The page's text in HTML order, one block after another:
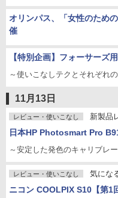
オリンパス、「女性のため
催
【特別企画】フォーサーズ
～使いこなしテクとそれぞれ
11月13日
レビュー・使いこなし 新製品
日本HP Photosmart Pro
～安定した発色のキャリブレ
レビュー・使いこなし 気にな
ニコン COOLPIX S10【第1